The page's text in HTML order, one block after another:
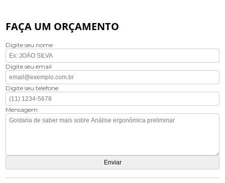
FAÇA UM ORÇAMENTO
Digite seu nome
Digite seu email
Digite seu telefone
Mensagem